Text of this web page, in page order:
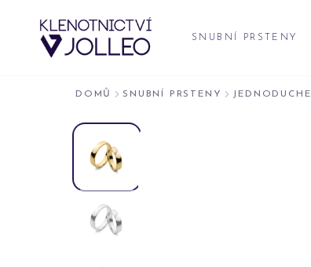
SNUBNÍ PRSTENY
DOMŮ SNUBNÍ PRSTENY JEDNODUCHE